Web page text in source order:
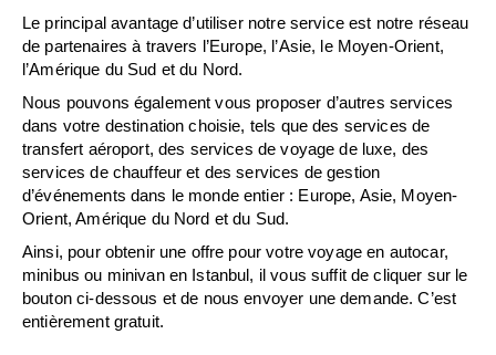
Le principal avantage d’utiliser notre service est notre réseau
de partenaires à travers l’Europe, l’Asie, le Moyen-Orient,
l’Amérique du Sud et du Nord.
Nous pouvons également vous proposer d’autres services
dans votre destination choisie, tels que des services de
transfert aéroport, des services de voyage de luxe, des
services de chauffeur et des services de gestion
d’événements dans le monde entier : Europe, Asie, Moyen-
Orient, Amérique du Nord et du Sud.
Ainsi, pour obtenir une offre pour votre voyage en autocar,
minibus ou minivan en Istanbul, il vous suffit de cliquer sur le
bouton ci-dessous et de nous envoyer une demande. C’est
entièrement gratuit.